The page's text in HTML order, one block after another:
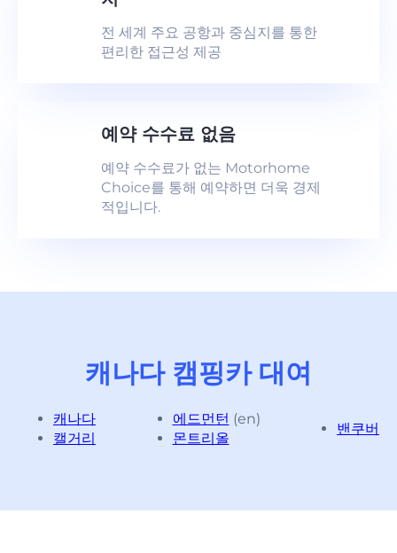
전 세계 주요 공항과 중심지를 통한
편리한 접근성 제공
예약 수수료 없음
예약 수수료가 없는 Motorhome
Choice를 통해 예약하면 더욱 경제
적입니다.
캐나다 캠핑카 대여
캐나다
캘거리
에드먼턴 (en)
몬트리올
밴쿠버